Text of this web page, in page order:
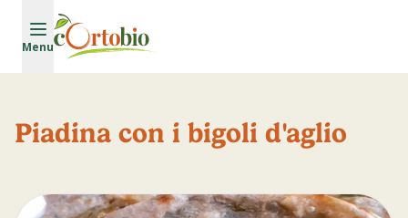
Vai al contenuto principale
Menu
Piadina con i bigoli d'aglio